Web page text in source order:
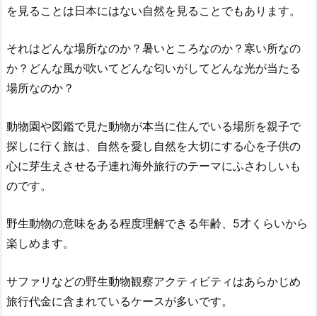
を見ることは日本にはない自然を見ることでもあります。
それはどんな場所なのか？暑いところなのか？寒い所なの
か？どんな風が吹いてどんな匂いがしてどんな光が当たる
場所なのか？
動物園や図鑑で見た動物が本当に住んでいる場所を親子で
探しに行く旅は、自然を愛し自然を大切にする心を子供の
心に芽生えさせる子連れ海外旅行のテーマにふさわしいも
のです。
野生動物の意味をある程度理解できる年齢、5才くらいから
楽しめます。
サファリなどの野生動物観察アクティビティはあらかじめ
旅行代金に含まれているケースが多いです。